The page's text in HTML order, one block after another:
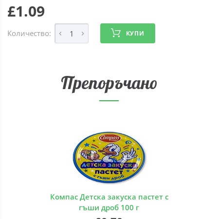
£1.09
Количество: КУПИ
Препоръчано
Компас Детска закуска пастет с
гъши дроб 100 г